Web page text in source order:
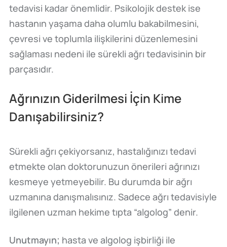
tedavisi kadar önemlidir. Psikolojik destek ise
hastanın yaşama daha olumlu bakabilmesini,
çevresi ve toplumla ilişkilerini düzenlemesini
sağlaması nedeni ile sürekli ağrı tedavisinin bir
parçasıdır.
Ağrınızın Giderilmesi İçin Kime
Danışabilirsiniz?
Sürekli ağrı çekiyorsanız, hastalığınızı tedavi
etmekte olan doktorunuzun önerileri ağrınızı
kesmeye yetmeyebilir. Bu durumda bir ağrı
uzmanına danışmalısınız. Sadece ağrı tedavisiyle
ilgilenen uzman hekime tıpta “algolog” denir.
Unutmayın; hasta ve algolog işbirliği ile